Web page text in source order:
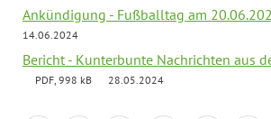
Ankündigung - Fußballtag am
14.06.2024
Bericht - Kunterbunte Nachrichten aus
PDF, 998 kB 28.05.2024